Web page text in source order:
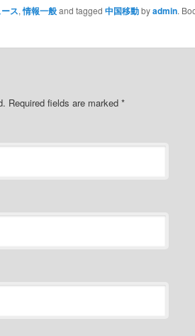
ス,情報一般and tagged 中国移動byadmin.
Required fields are marked *